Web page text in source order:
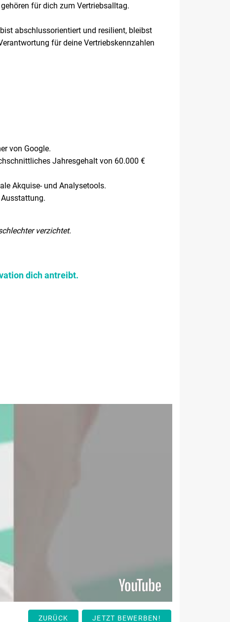
für dich zum Vertriebsalltag.
abschlussorientiert und resilient, bleibst
für deine Vertriebskennzahlen
von Google.
Jahresgehalt von 60.000 €
Akquise- und Analysetools.
verzichtet.
dich antreibt.
ZURÜCK JETZT BEWERBEN!